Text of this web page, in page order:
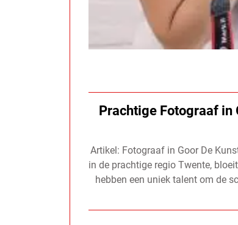
Prachtige Fotograaf in
Artikel: Fotograaf in Goor De
in de prachtige regio Twente,
hebben een uniek talent om de